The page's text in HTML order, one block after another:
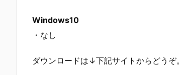
Windows10
・なし
ダウンロードは↓下記サイトからどうぞ。